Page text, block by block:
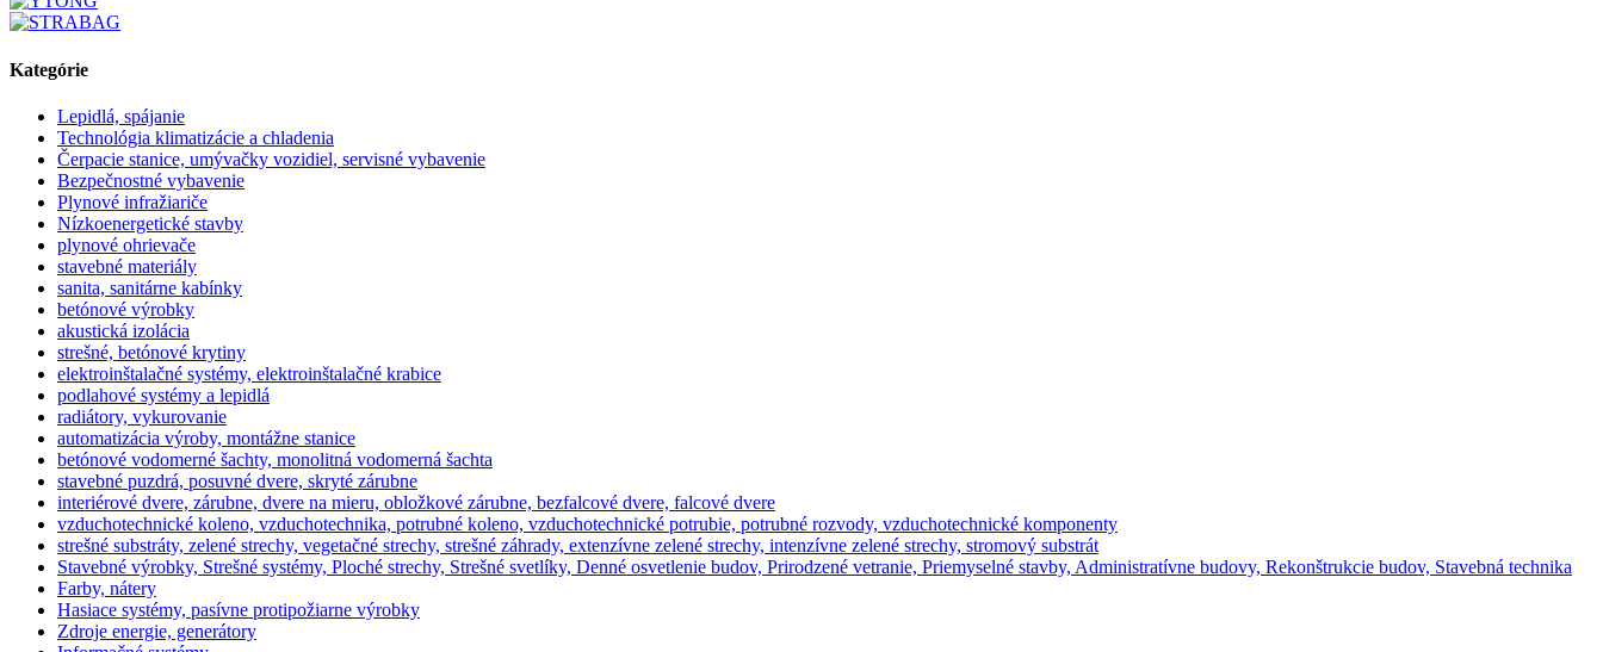
Kategórie
Lepidlá, spájanie
Technológia klimatizácie a chladenia
Čerpacie stanice, umývačky vozidiel, servisné vybavenie
Bezpečnostné vybavenie
Plynové infražiariče
Nízkoenergetické stavby
plynové ohrievače
stavebné materiály
sanita, sanitárne kabínky
betónové výrobky
akustická izolácia
strešné, betónové krytiny
elektroinštalačné systémy, elektroinštalačné krabice
podlahové systémy a lepidlá
radiátory, vykurovanie
automatizácia výroby, montážne stanice
betónové vodomerné šachty, monolitná vodomerná šachta
stavebné puzdrá, posuvné dvere, skryté zárubne
interiérové dvere, zárubne, dvere na mieru, obložkové zárubne, bezfalcové dvere, falcové dvere
vzduchotechnické koleno, vzduchotechnika, potrubné koleno, vzduchotechnické potrubie, potrubné rozvody, vzduchotechnické komponenty
strešné substráty, zelené strechy, vegetačné strechy, strešné záhrady, extenzívne zelené strechy, intenzívne zelené strechy, stromový substrát
Stavebné výrobky, Strešné systémy, Ploché strechy, Strešné svetlíky, Denné osvetlenie budov, Prirodzené vetranie, Priemyselné stavby, Administratívne budovy, Rekonštrukcie budov, Stavebná technika
Farby, nátery
Hasiace systémy, pasívne protipožiarne výrobky
Zdroje energie, generátory